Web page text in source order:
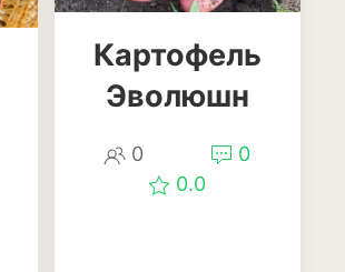
Картофель
Эволюшн
0
0
0.0